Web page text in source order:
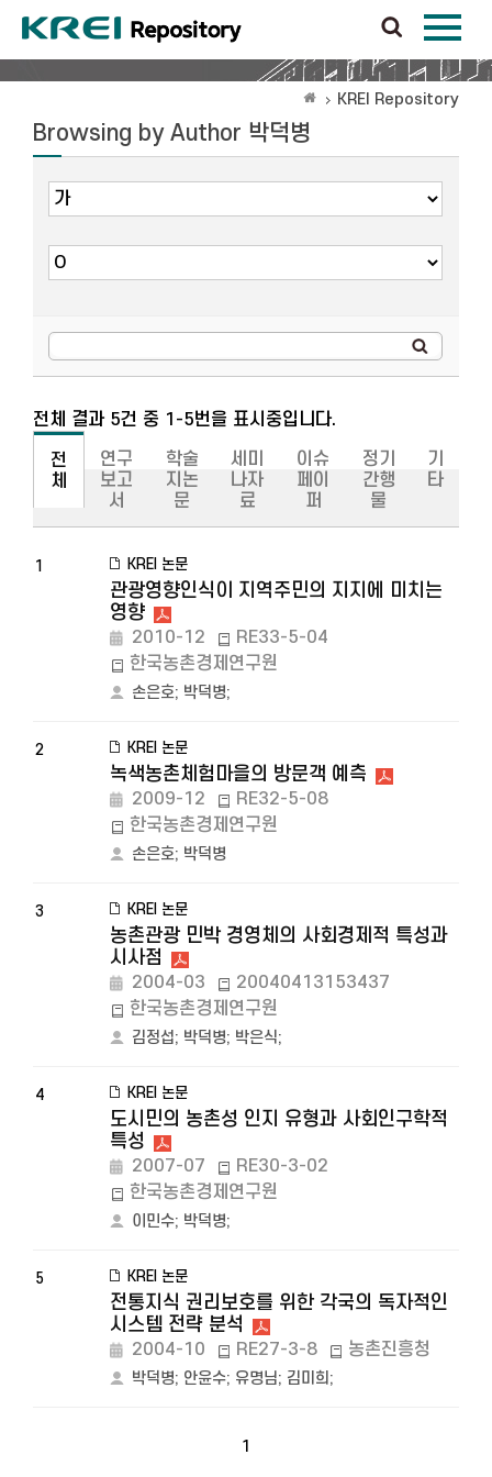
KREI Repository
Browsing by Author 박덕병
전체 결과 5건 중 1-5번을 표시중입니다.
전
체
연구
보고
서
학술
지논
문
세미
나자
료
이슈
페이
퍼
정기
간행
물
기
타
1 KREI 논문
관광영향인식이 지역주민의 지지에 미치는
영향
2010-12
RE33-5-04
한국농촌경제연구원
손은호; 박덕병;
2 KREI 논문
녹색농촌체험마을의 방문객 예측
2009-12
RE32-5-08
한국농촌경제연구원
손은호; 박덕병
3 KREI 논문
농촌관광 민박 경영체의 사회경제적 특성과
시사점
2004-03
20040413153437
한국농촌경제연구원
김정섭; 박덕병; 박은식;
4 KREI 논문
도시민의 농촌성 인지 유형과 사회인구학적
특성
2007-07
RE30-3-02
한국농촌경제연구원
이민수; 박덕병;
5 KREI 논문
전통지식 권리보호를 위한 각국의 독자적인
시스템 전략 분석
2004-10 RE27-3-8 농촌진흥청
박덕병; 안윤수; 유명님; 김미희 ;
1